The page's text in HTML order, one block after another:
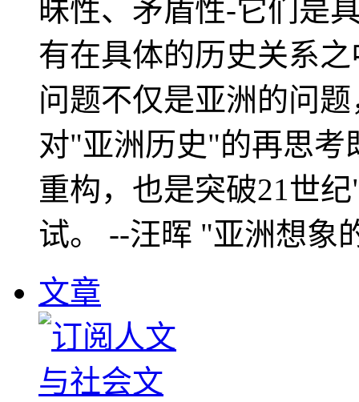
昧性、矛盾性-它们是
有在具体的历史关系
问题不仅是亚洲的问
对"亚洲历史"的再思考
重构，也是突破21世
试。 --汪晖 "亚洲想象
文章